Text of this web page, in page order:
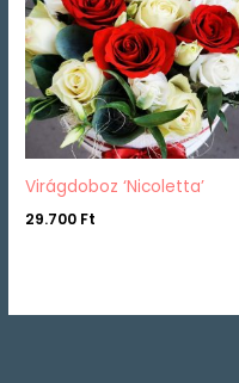
Virágdoboz ‘Nicoletta’
29.700 Ft